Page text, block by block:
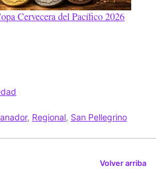
Cervecera del Pacífico 2026
, Regional, San Pellegrino
Volver arriba